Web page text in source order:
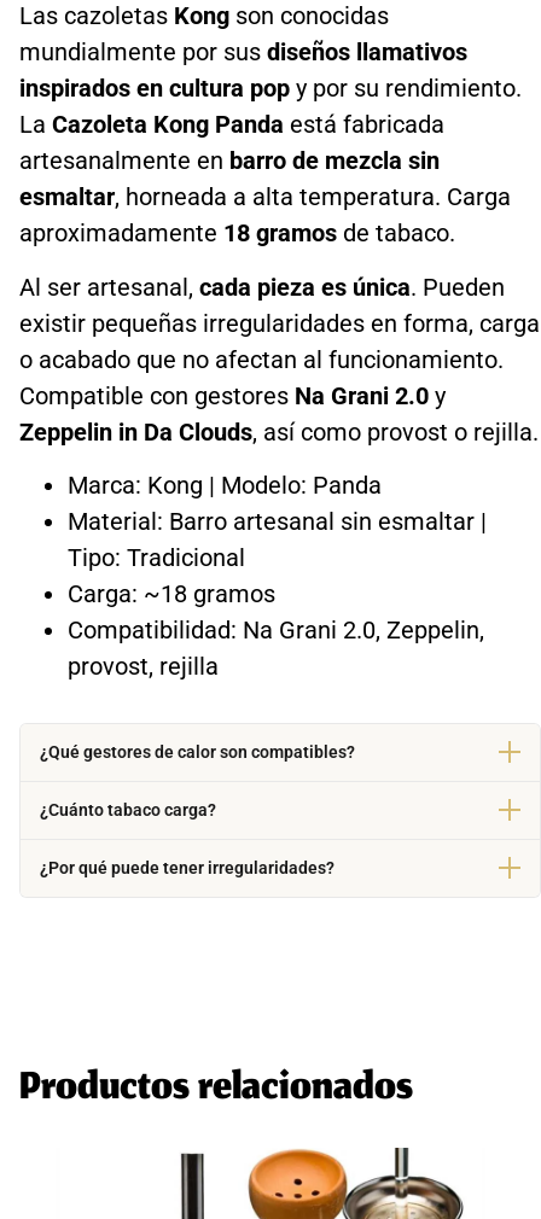
Las cazoletas Kong son conocidas
mundialmente por sus diseños llamativos
inspirados en cultura pop y por su rendimiento.
La Cazoleta Kong Panda está fabricada
artesanalmente en barro de mezcla sin
esmaltar, horneada a alta temperatura. Carga
aproximadamente 18 gramos de tabaco.
Al ser artesanal, cada pieza es única. Pueden
existir pequeñas irregularidades en forma, carga
o acabado que no afectan al funcionamiento.
Compatible con gestores Na Grani 2.0 y
Zeppelin in Da Clouds, así como provost o rejilla.
Marca: Kong | Modelo: Panda
Material: Barro artesanal sin esmaltar |
Tipo: Tradicional
Carga: ~18 gramos
Compatibilidad: Na Grani 2.0, Zeppelin,
provost, rejilla
¿Qué gestores de calor son compatibles?
¿Cuánto tabaco carga?
¿Por qué puede tener irregularidades?
Productos relacionados